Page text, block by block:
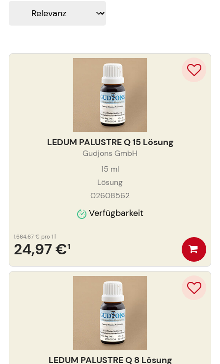
LEDUM PALUSTRE Q 15 Lösung
Gudjons GmbH
15 ml
Lösung
02608562
Verfügbarkeit
24,97 €¹
1.664,67 € pro 1 l
LEDUM PALUSTRE Q 8 Lösung